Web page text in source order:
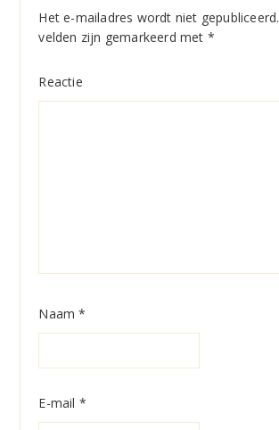
Het e-mailadres wordt niet gepubliceerd.
velden zijn gemarkeerd met *
Reactie
Naam*
E-mail *